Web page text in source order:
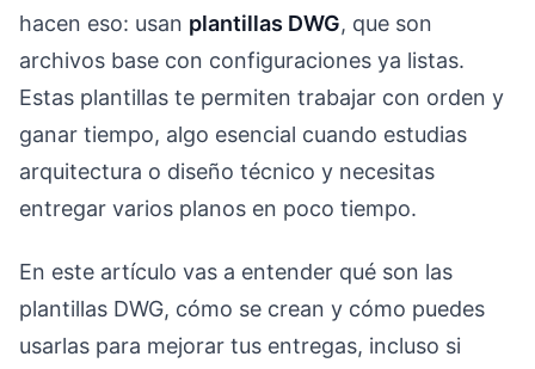
hacen eso: usan plantillas DWG, que son
archivos base con configuraciones ya listas.
Estas plantillas te permiten trabajar con orden y
ganar tiempo, algo esencial cuando estudias
arquitectura o diseño técnico y necesitas
entregar varios planos en poco tiempo.
En este artículo vas a entender qué son las
plantillas DWG, cómo se crean y cómo puedes
usarlas para mejorar tus entregas, incluso si